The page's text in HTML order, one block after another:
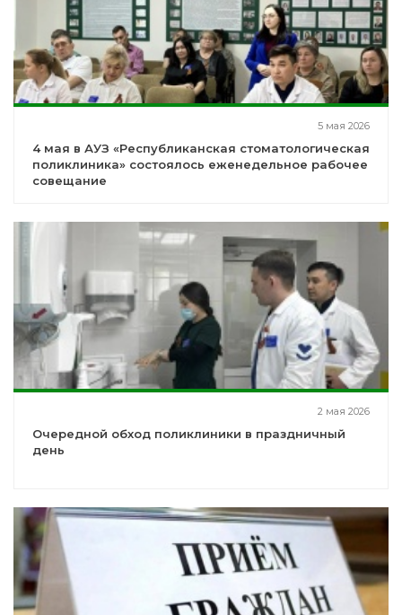
5 мая 2026
4 мая в АУЗ «Республиканская стоматологическая
поликлиника» состоялось еженедельное рабочее
совещание
2 мая 2026
Очередной обход поликлиники в праздничный
день